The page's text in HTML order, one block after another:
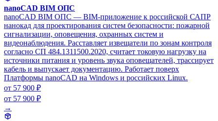
nanoCAD BIM ОПС
nanoCAD BIM ОПС — BIM-приложение к российской САПР
нанокад для проектирования систем безопасности: пожарной
сигнализации, оповещения, охранных систем и
видеонаблюдения. Расставляет извещатели по зонам контроля
согласно СП 484.1311500.2020, считает токовую нагрузку на
источники питания и уровень звука оповещателей, трассирует
кабель и выпускает документацию. Работает поверх
Платформы nanoCAD на Windows и российских Linux.
от 57 900 ₽
от 57 900 ₽
→